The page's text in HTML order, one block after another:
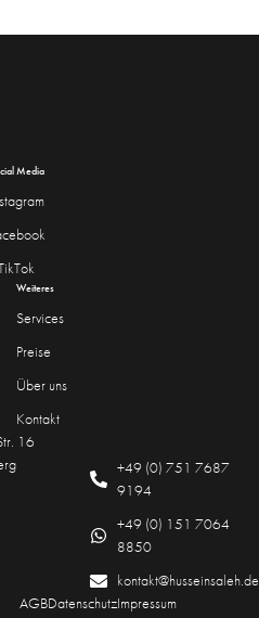
16
+49 (0) 751 7687
9194
+49 (0) 151 7064
8850
kontakt@husseinsaleh.de
Weiteres
Services
Preise
Über uns
Kontakt
Media
AGBDatenschutzImpressum